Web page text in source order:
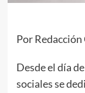
Por Redacción
Desde el día
sociales se